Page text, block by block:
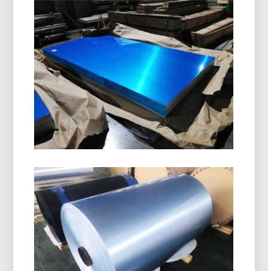
8011 Bobina De Fechamento De
Alumínio H14
8011 A bobina de fechamento de alumínio H14 é
especialmente projetada para a fabricação de
tampas de garrafas, Tampas ROPP, tampas de
rosca, e fechamentos de bebidas. Oferece
excelente formabilidade, resistência à corrosão, e
qualidade de superfície superior.
Grau Marinho 5086 Placa De
Alumínio H116
Aprenda como o grau marinho 5086 Placa de
alumínio H116 oferece excelente desempenho em
cascos, convés, e equipamentos offshore com
um equilíbrio comprovado de força, durabilidade, e